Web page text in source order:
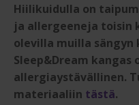
Hiilikuidulla on
ja allergeeneja toisin
olevilla muilla
Sleep&Dream kangas
allergiaystävällinen.
materiaaliin tästä.